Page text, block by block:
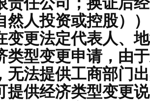
然人投资或控股）
变更法定代表人、
类型变更申请，由
无法提供工商部门
提供经济类型变更